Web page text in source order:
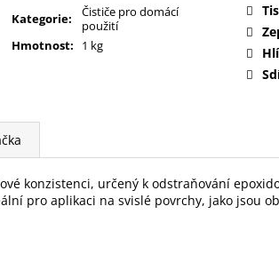
Kategorie:
Čističe pro domácí
použití
Hmotnost: 1 kg
konzistenci, určený k odstraňování
pro aplikaci na svislé povrchy, jako jsou